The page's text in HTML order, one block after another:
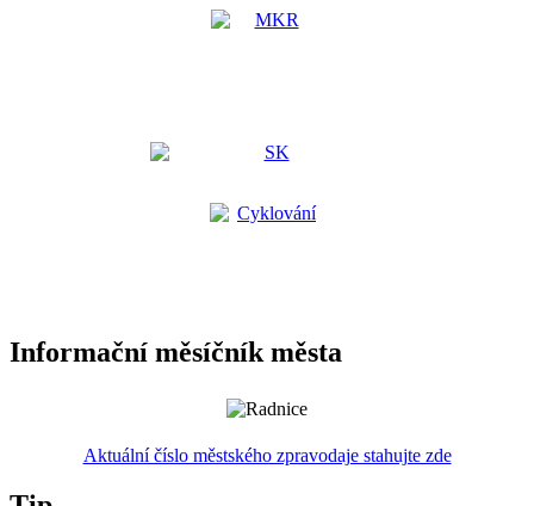
Informační měsíčník města
Aktuální číslo městského zpravodaje stahujte zde